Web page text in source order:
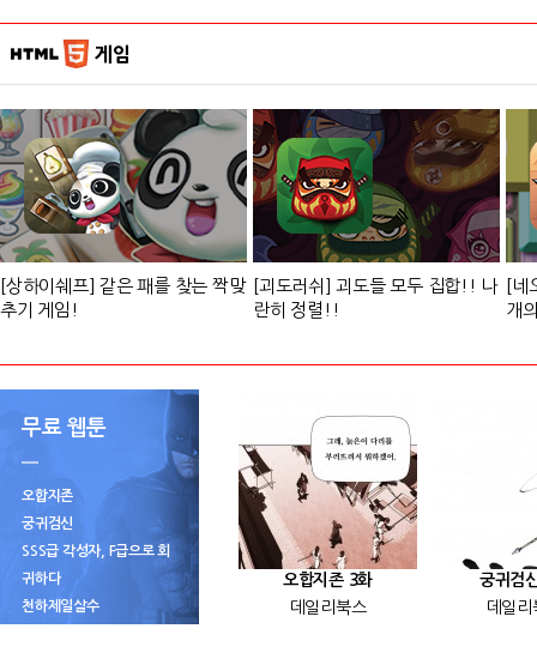
게임
[상하이쉐프] 같은 패를 찾는 짝맞
추기 게임!
[괴도러쉬] 괴도들 모두 집합!! 나
란히 정렬!!
[
개
무료 웹툰
오합지존
궁귀검신
SSS급 각성자, F급으로 회
귀하다
천하제일살수
오합지존 3화
데일리북스
궁귀검
데일리